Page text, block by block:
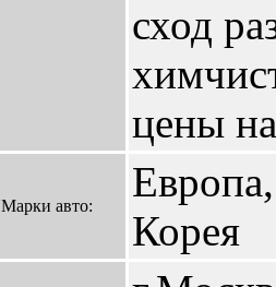
сход
цены
Марки авто:
Корея